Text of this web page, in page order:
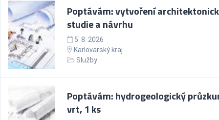
Poptávám: vytvoření
studie a návrhu
5. 8. 2026
Karlovarský kraj
Služby
Poptávám: hydrogeologický
vrt, 1 ks